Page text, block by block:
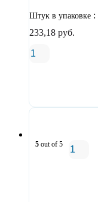
Штук в упаковке :
233,18 руб.
5 out of 5